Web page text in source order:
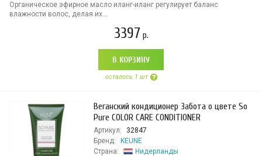
Органическое эфирное масло иланг-иланг регулирует баланс
влажности волос, делая их...
3397 р.
В КОРЗИНУ
осталось 1 шт
Веганский кондиционер Забота о цвете So
Pure COLOR CARE CONDITIONER
Артикул:
32847
Бренд:
KEUNE
Страна:
Нидерланды